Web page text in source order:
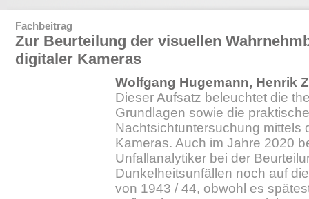
Fachbeitrag
Zur Beurteilung der visuellen
digitaler Kameras
Wolfgang Hugemann, Henrik
Dieser Aufsatz beleuchtet die
Grundlagen sowie die
Nachtsichtuntersuchung mittels
Kameras. Auch im Jahre 2020
Unfallanalytiker bei der
Dunkelheitsunfällen noch auf
von 1943 / 44, obwohl es